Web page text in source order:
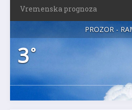
Vremenska prognoza
PROZOR -
3°